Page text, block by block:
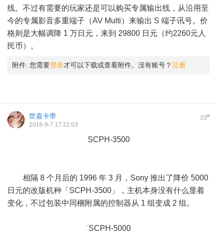
线。不过有需要的玩家还是可以购买专属输出线，从沿用至
今的专属影音多重端子（AV Multi）来输出 S 端子讯号。价
格则是大幅调降 1 万日元，来到 29800 日元（约2260元人
民币）。
附件: 您需要登录才可以下载或查看附件。没有账号？注册
33#
世嘉卡带
2016-9-7 17:22:03
SCPH-3500
相隔 8 个月后的 1996 年 3 月，Sony 推出了降价 5000
日元的改版机种「SCPH-3500」，主机本身没有什么显着
变化，不过包装中同梱附属的控制器从 1 组变成 2 组。
˙SCPH-5000